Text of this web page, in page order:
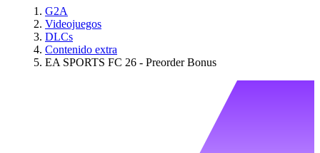
G2A
Videojuegos
DLCs
Contenido extra
EA SPORTS FC 26 - Preorder Bonus